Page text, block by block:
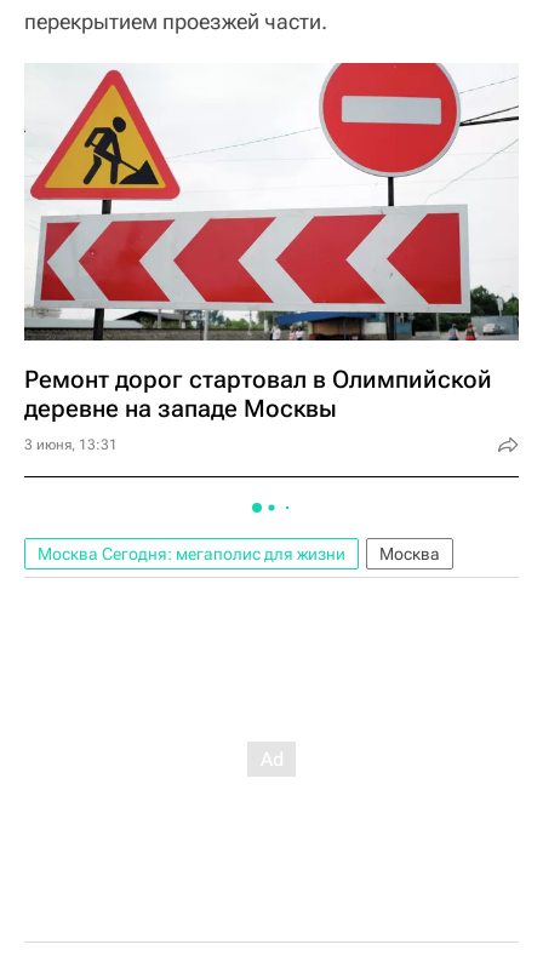
перекрытием проезжей части.
Ремонт дорог стартовал в Олимпийской
деревне на западе Москвы
3 июня, 13:31
Москва Сегодня: мегаполис для жизни Москва